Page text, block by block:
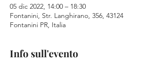
05 dic 2022, 14:00 – 18:30
Fontanini, Str. Langhirano, 356, 43124
Fontanini PR, Italia
Info sull'evento